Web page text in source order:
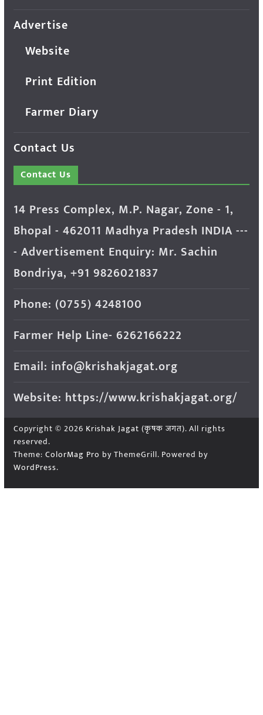
Advertise
Website
Print Edition
Farmer Diary
Contact Us
Contact Us
14 Press Complex, M.P. Nagar, Zone - 1,
Bhopal - 462011 Madhya Pradesh INDIA ---
- Advertisement Enquiry: Mr. Sachin
Bondriya, +91 9826021837
Phone: (0755) 4248100
Farmer Help Line- 6262166222
Email: info@krishakjagat.org
Website: https://www.krishakjagat.org/
Copyright © 2026 Krishak Jagat (कृषक जगत). All rights
reserved.
Theme: ColorMag Pro by ThemeGrill. Powered by
WordPress.